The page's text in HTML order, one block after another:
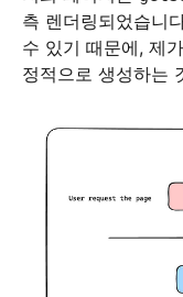
측 렌더링되었습니
수 있기 때문에, 제
정적으로 생성하는